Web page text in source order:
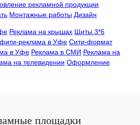
рекламной продукции
Монтажные работы Дизайн
Реклама на крышах Щиты 3*6
реклама в Уфе Сити-формат
в Уфе Реклама в СМИ Реклама на
на телевидении Оформление
площадки